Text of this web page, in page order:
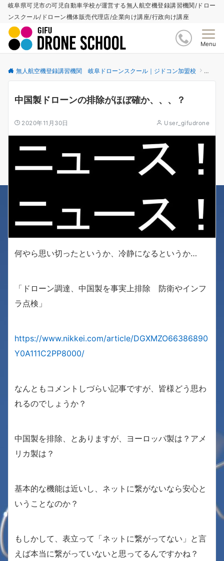
岐阜県可児市の可児自動車学校が運営する無人航空機登録講習機関/ドロー
ンスクール/ドローン機体販売代理店/企業向け講座/行政向け講座
Menu
無人航空機登録講習機関 岐阜ドローンスクール｜ジドコン加盟校 更新
中国製ドローンの排除がほぼ確か、、、？
2020年11月30日 User_gifudrone
何やら思い切ったというか、冷静になるというか…
「ドローン調達、中国製を事実上排除 防衛やインフ
ラ点検」
https://www.nikkei.com/article/DGXMZO66386890
Y0A111C2PP8000/
なんともコメントしづらい記事ですが、皆様どう思わ
れるのでしょうか？
中国製を排除、とありますが、ヨーロッパ製は？アメ
リカ製は？
基本的な機能は近いし、ネットに繋がないなら安心と
いうことなのか？
もしかして、表立って「ネットに繋がってない」と言
えば本当に繋がっていないと思ってるんですかね？